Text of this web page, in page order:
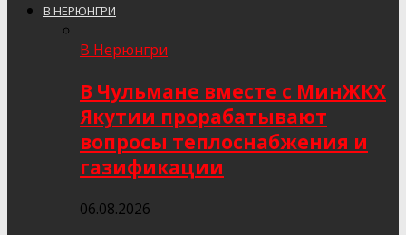
В НЕРЮНГРИ
В Нерюнгри
В Чульмане вместе с МинЖКХ
Якутии прорабатывают
вопросы теплоснабжения и
газификации
06.08.2026